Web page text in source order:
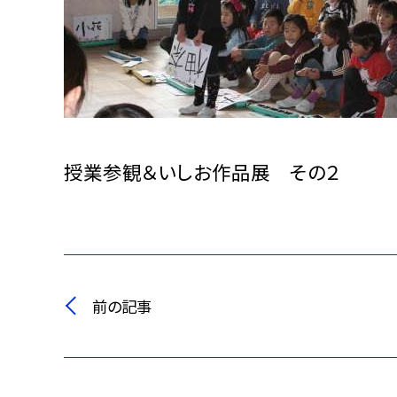
授業参観＆いしお作品展 その２
前の記事